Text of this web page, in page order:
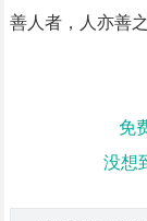
善人者，人亦善
免
没想